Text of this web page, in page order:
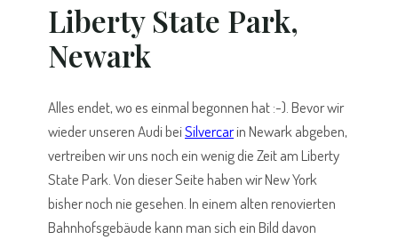
Liberty State Park,
Newark
Alles endet, wo es einmal begonnen hat :-). Bevor wir
wieder unseren Audi beiSilvercarin Newark abgeben,
vertreiben wir uns noch ein wenig die Zeit am Liberty
State Park. Von dieser Seite haben wirNew York
bisher noch nie gesehen. In einem alten renovierten
Bahnhofsgebäude kann man sich ein Bild davon